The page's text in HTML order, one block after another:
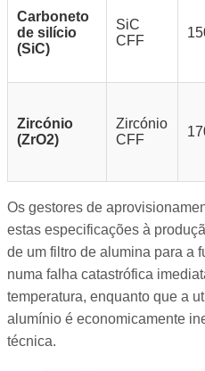
Carboneto
de silício
(SiC)
SiC
CFF
Zircónio
(ZrO2)
Zircónio
CFF
Os gestores de
estas especificações à
de um filtro de alumina para a
numa falha catastrófica
temperatura, enquanto que a
alumínio é economicamente
técnica.